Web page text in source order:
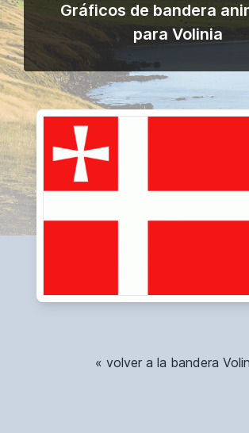
Gráficos de bandera
para Volinia
« volver a la bandera